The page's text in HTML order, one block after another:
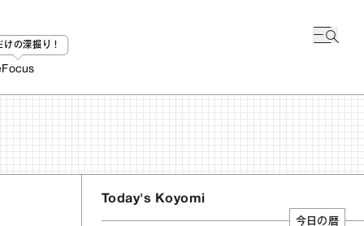
けの深掘り！
Focus
Today's Koyomi
今日の暦